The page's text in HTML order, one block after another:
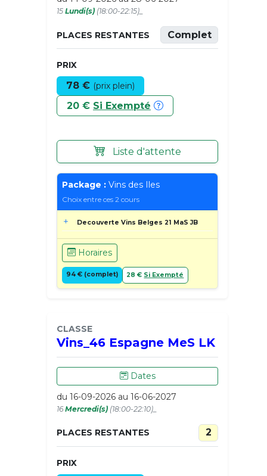
15 Lundi(s) (18:00-22:15)_
PLACES RESTANTES Complet
PRIX
78 € (prix plein)
20 € Si Exempté
Liste d'attente
Package : Vins des Iles
Choix entre ces 2 cours
Decouverte Vins Belges 21 MaS JB
Horaires
94 € (complet) 28 € Si Exempté
CLASSE
Vins_46 Espagne MeS LK
Dates
du 16-09-2026 au 16-06-2027
16Mercredi(s) (18:00-22:10)_
PLACES RESTANTES 2
PRIX